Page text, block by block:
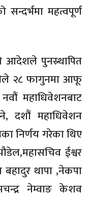
सन्दर्भमा महत्वपूर्ण
आदेशले पुनस्र्थापित
२८ फागुनमा आफू
महाधिवेशनबाट
दशौं महाधिवेशन
निर्णय गरेका थिए
ईश्वर
बहादुर थापा ,नेकपा
नेम्वाङ केशव